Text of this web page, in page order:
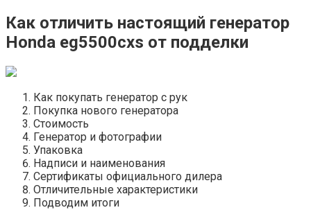
Как отличить настоящий генератор
Honda eg5500cxs от подделки
Как покупать генератор с рук
Покупка нового генератора
Стоимость
Генератор и фотографии
Упаковка
Надписи и наименования
Сертификаты официального дилера
Отличительные характеристики
Подводим итоги